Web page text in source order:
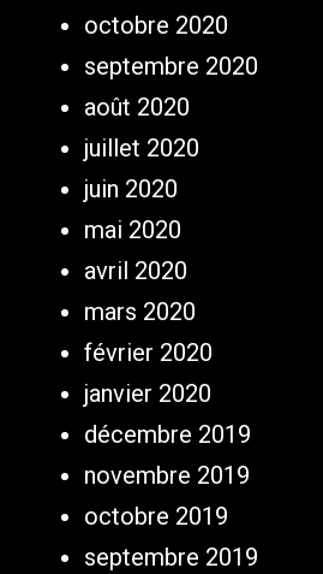
octobre 2020
septembre 2020
août 2020
juillet 2020
juin 2020
mai 2020
avril 2020
mars 2020
février 2020
janvier 2020
décembre 2019
novembre 2019
octobre 2019
septembre 2019